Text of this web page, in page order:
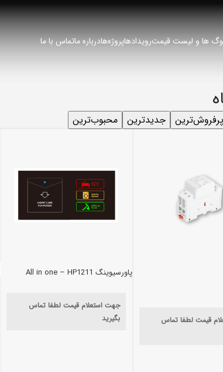
ها و لیست قیمترویدادهاپروژه‌هادرباره ماتماس با ما
پرفروش‌ترین جدیدترین محبوب‌ترین
قیمت لطفا تماس
پاورسیوینگ All in one – HP1211
جهت استعلام قیمت لطفا تماس
بگیرید